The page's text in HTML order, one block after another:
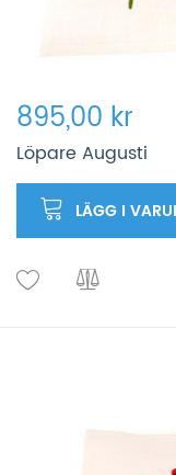
895,00 kr
Löpare Augusti
LÄGG I